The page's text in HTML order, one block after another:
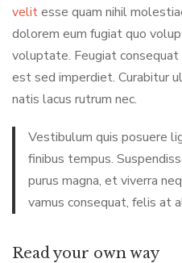
velitesse quam nihil
dolorem eum fugiat quo
voluptate. Feugiat consequat
est sed imperdiet. Curabitur
natis lacus rutrum nec.
Vestibulum quis posuere
finibus tempus.
purus magna, et viverra
vamus consequat, felis at
Read your own way